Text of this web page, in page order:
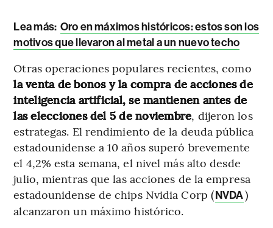
Lea más: Oro en máximos históricos: estos son los
motivos que llevaron al metal a un nuevo techo
Otras operaciones populares recientes, como
la venta de bonos y la compra de acciones de
inteligencia artificial, se mantienen antes de
las elecciones del 5 de noviembre, dijeron los
estrategas. El rendimiento de la deuda pública
estadounidense a 10 años superó brevemente
el 4,2% esta semana, el nivel más alto desde
julio, mientras que las acciones de la empresa
estadounidense de chips Nvidia Corp (NVDA)
alcanzaron un máximo histórico.